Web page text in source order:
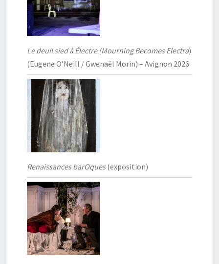
Le deuil sied à Électre (Mourning Becomes Electra)
(Eugene O’Neill / Gwenaël Morin) – Avignon 2026
Renaissances barOques(exposition)